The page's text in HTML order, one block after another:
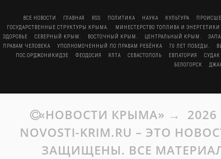
ВСЕ НОВОСТИ ГЛАВНАЯ RSS ПОЛИТИКА НАУКА КУЛЬТУРА
ГОСУДАРСТВЕННЫЕ СТРУКТУРЫ КРЫМА.
МИНЕСТЕРСТВО ТОПЛИВА И
ЗДОРОВЬЕ
СЕВЕРНЫЙ КРЫМ. ВОСТОЧНЫЙ КРЫМ. ЦЕНТРАЛЬНЫЙ КРЫМ.
ПРАВАМ ЧЕЛОВЕКА
УПОЛНОМОЧЕННЫЙ ПО ПРАВАМ РЕБЁНКА 70 ЛЕТ ПОБЕДЫ.
ПОС.ОРДЖОНИКИДЗЕ
ФЕОДОСИЯ ЯЛТА СЕВАСТОПОЛЬ ЕВПАТОРИЯ
СУДАК
БЕЛОГОРСК
«НОВОСТИ КРЫМА» → 2026
NOVOSTI-KRIM.RU – ЭТО
ЗАЩИЩЕНЫ. ВСЕ